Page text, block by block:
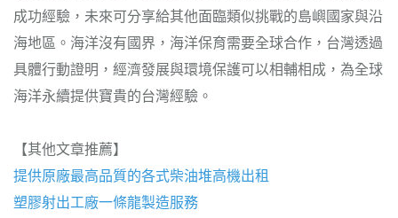
成功經驗，未來可分享給其他面臨類似挑戰的島嶼國家與沿
海地區。海洋沒有國界，海洋保育需要全球合作，台灣透過
具體行動證明，經濟發展與環境保護可以相輔相成，為全球
海洋永續提供寶貴的台灣經驗。
【其他文章推薦】
提供原廠最高品質的各式柴油堆高機出租
塑膠射出工廠一條龍製造服務